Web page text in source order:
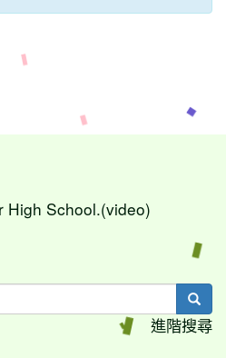
High School.(video)
進階搜尋